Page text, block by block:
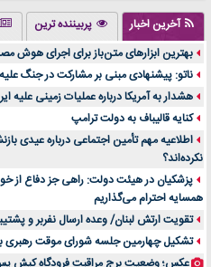
تولید لیوان کاغذی یک کسب‌ و کار پر سود و رو‌
درد زانو بعد از تمرین با تردمیل؟ شاید
آینده موسیقی هم‌اکنون در اینجاست
بهترین راه تبلیغات کلینیک زیبایی و
مقایسه قالب آسترا با وودمارت و فلت‌سام
خرید سمعک کارکرده یا دست دوم | نکات
خرید و فروش قطعات سرور دست دوم در
اهمیت انتخاب بهترین وکیل در سعادت
لیفتراک صفر؛ راهنمای جامع خرید، قیمت و
راهنمای جامع بهترین کفش ورزشی برای دویدن و
آخرین اخبار پربیننده ترین
بهترین ابزارهای متن‌باز برای اجرای هوش
ناتو: پیشنهادی مبنی بر مشارکت در جنگ
هشدار به آمریکا درباره عملیات زمینی علیه
کنایه قالیباف به دولت ترامپ
اطلاعیه مهم تأمین اجتماعی درباره عیدی
نکرده‌اند؟
پزشکیان در هیئت دولت: راهی جز دفاع از
همسایه احترام می‌گذاریم
تقویت ارتش لبنان/ وعده ارسال نفربر و
تشکیل چهارمین جلسه شورای موقت رهبری
عکس؛ وضعیت برج مراقبت فرودگاه کیش